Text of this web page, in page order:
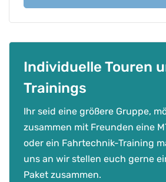
n
e
r
-
G
t
s
c
h
Individuelle Touren
Trainings
Ihr seid eine größere Gruppe,
zusammen mit Freunden eine
oder ein Fahrtechnik-Training
uns an wir stellen euch gerne
Paket zusammen.